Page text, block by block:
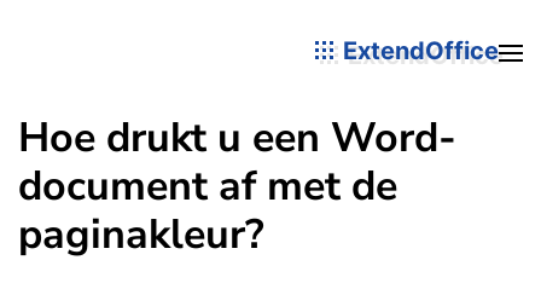
ExtendOffice
Hoe drukt u een Word-
document af met de
paginakleur?